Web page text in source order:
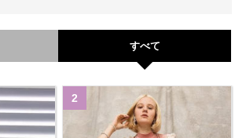
すべて